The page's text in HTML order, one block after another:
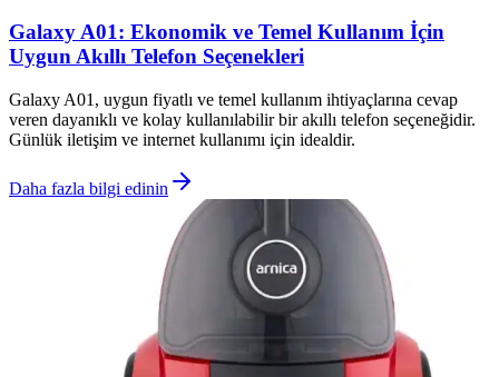
Galaxy A01: Ekonomik ve Temel Kullanım İçin
Uygun Akıllı Telefon Seçenekleri
Galaxy A01, uygun fiyatlı ve temel kullanım ihtiyaçlarına cevap
veren dayanıklı ve kolay kullanılabilir bir akıllı telefon seçeneğidir.
Günlük iletişim ve internet kullanımı için idealdir.
Daha fazla bilgi edinin